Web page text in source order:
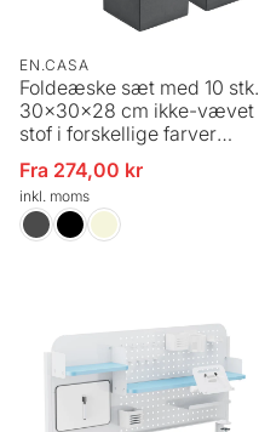
EN.CASA
Foldeæske sæt med 10 stk.
30x30x28 cm ikke-vævet
stof i forskellige farver
farver en.casa
Udsalgspris
Fra 274,00 kr
inkl. moms